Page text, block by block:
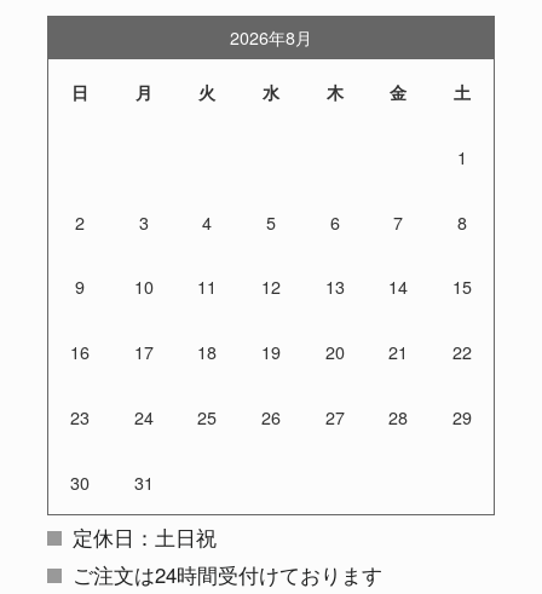
2026年8月
日 月 火 水 木 金 土
1
2 3 4 5 6 7 8
9 10 11 12 13 14 15
16 17 18 19 20 21 22
23 24 25 26 27 28 29
30 31
定休日：土日祝
ご注文は24時間受付けております